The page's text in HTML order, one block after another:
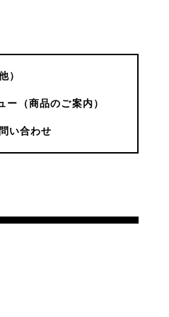
）
ー（商品のご案内）
い合わせ